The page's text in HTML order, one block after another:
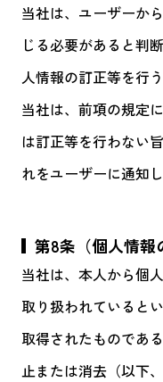
当社は、ユーザーか
じる必要があると判
人情報の訂正等を行
当社は、前項の規定
は訂正等を行わない
れをユーザーに通知し
第8条（個人情報
当社は、本人から個
取り扱われていると
取得されたものであ
止または消去（以下